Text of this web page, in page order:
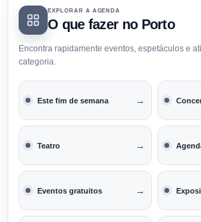
EXPLORAR A AGENDA
O que fazer no Porto
Encontra rapidamente eventos, espetáculos e
categoria.
Este fim de semana →
Teatro →
Eventos gratuitos →